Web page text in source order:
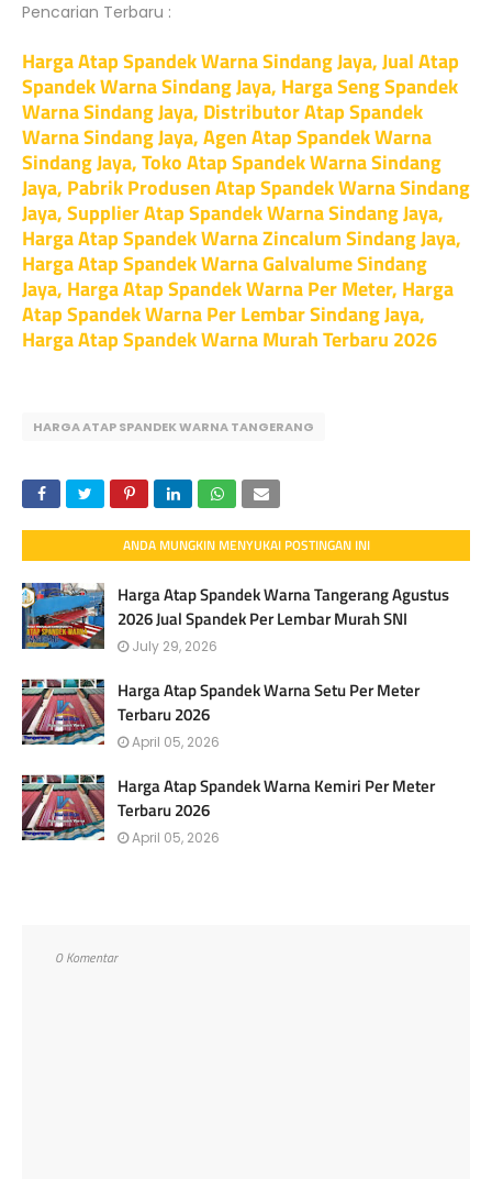
Pencarian Terbaru :
Harga Atap Spandek Warna Sindang Jaya, Jual Atap
Spandek Warna Sindang Jaya, Harga Seng Spandek
Warna Sindang Jaya, Distributor Atap Spandek
Warna Sindang Jaya, Agen Atap Spandek Warna
Sindang Jaya, Toko Atap Spandek Warna Sindang
Jaya, Pabrik Produsen Atap Spandek Warna Sindang
Jaya, Supplier Atap Spandek Warna Sindang Jaya,
Harga Atap Spandek Warna Zincalum Sindang Jaya,
Harga Atap Spandek Warna Galvalume Sindang
Jaya, Harga Atap Spandek Warna Per Meter, Harga
Atap Spandek Warna Per Lembar Sindang Jaya,
Harga Atap Spandek Warna Murah Terbaru 2026
HARGA ATAP SPANDEK WARNA TANGERANG
ANDA MUNGKIN MENYUKAI POSTINGAN INI
Harga Atap Spandek Warna Tangerang Agustus
2026 Jual Spandek Per Lembar Murah SNI
July 29, 2026
Harga Atap Spandek Warna Setu Per Meter
Terbaru 2026
April 05, 2026
Harga Atap Spandek Warna Kemiri Per Meter
Terbaru 2026
April 05, 2026
0 Komentar